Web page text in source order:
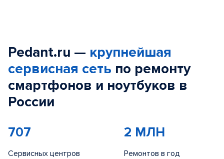
Pedant.ru — крупнейшая
сервисная сеть по ремонту
смартфонов и ноутбуков в
России
707
Сервисных центров
2 МЛН
Ремонтов в год